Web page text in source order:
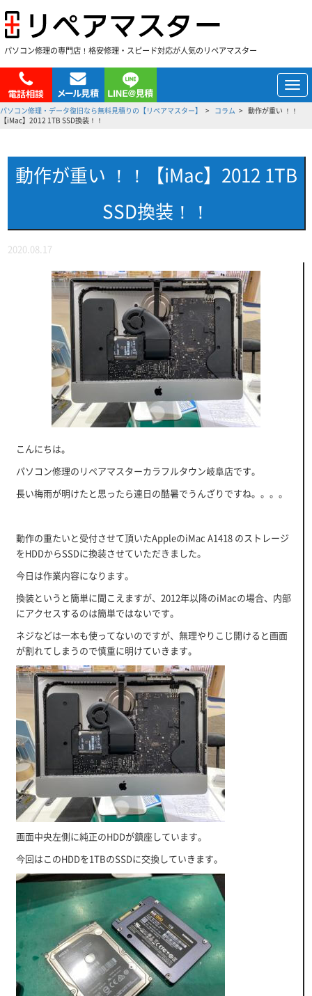
パソコン修理の専門店！格安修理・スピード対応が人気のリペアマスター
メ
ニ
ュ
パソコン修理・データ復旧なら無料見積りの【リペアマスター】 コラム
動作が重い ！！
【iMac】2012 1TB SSD換装！！
動作が重い ！！【iMac】2012 1TB
SSD換装！！
2020.08.17
こんにちは。
パソコン修理のリペアマスターカラフルタウン岐阜店です。
長い梅雨が明けたと思ったら連日の酷暑でうんざりですね。。。。
動作の重たいと受付させて頂いたAppleのiMac A1418 のストレージ
をHDDからSSDに換装させていただきました。
今日は作業内容になります。
換装というと簡単に聞こえますが、2012年以降のiMacの場合、内部
にアクセスするのは簡単ではないです。
ネジなどは一本も使ってないのですが、無理やりこじ開けると画面
が割れてしまうので慎重に明けていきます。
画面中央左側に純正のHDDが鎮座しています。
今回はこのHDDを1TBのSSDに交換していきます。